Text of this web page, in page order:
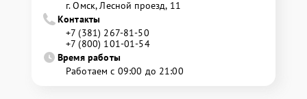
г. Омск, ​Лесной проезд, 11
Контакты
+7 (381) 267-81-50
+7 (800) 101-01-54
Время работы
Работаем с 09:00 до 21:00